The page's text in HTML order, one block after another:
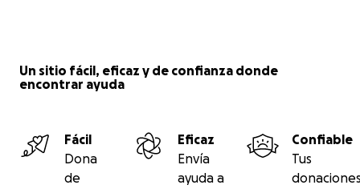
Un sitio fácil, eficaz y de confianza donde
encontrar ayuda
Fácil
Dona
de
Eficaz
Envía
ayuda a
Confiable
Tus